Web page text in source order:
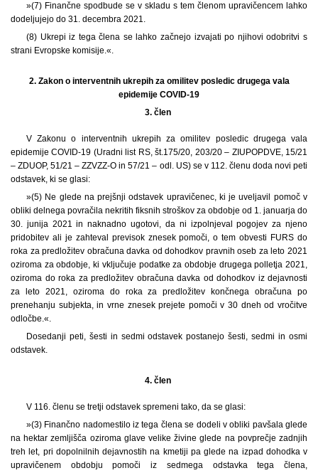
»(7) Finančne spodbude se v skladu s tem členom upravičencem lahko
dodeljujejo do 31. decembra 2021.
(8) Ukrepi iz tega člena se lahko začnejo izvajati po njihovi odobritvi s
strani Evropske komisije.«.
2. Zakon o interventnih ukrepih za omilitev posledic drugega vala
epidemije COVID-19
3. člen
V Zakonu o interventnih ukrepih za omilitev posledic drugega vala
epidemije COVID-19 (Uradni list RS, št.175/20, 203/20 – ZIUPOPDVE, 15/21
– ZDUOP, 51/21 – ZZVZZ-O in 57/21 – odl. US) se v 112. členu doda novi peti
odstavek, ki se glasi:
»(5) Ne glede na prejšnji odstavek upravičenec, ki je uveljavil pomoč v
obliki delnega povračila nekritih fiksnih stroškov za obdobje od 1. januarja do
30. junija 2021 in naknadno ugotovi, da ni izpolnjeval pogojev za njeno
pridobitev ali je zahteval previsok znesek pomoči, o tem obvesti FURS do
roka za predložitev obračuna davka od dohodkov pravnih oseb za leto 2021
oziroma za obdobje, ki vključuje podatke za obdobje drugega polletja 2021,
oziroma do roka za predložitev obračuna davka od dohodkov iz dejavnosti
za leto 2021, oziroma do roka za predložitev končnega obračuna po
prenehanju subjekta, in vrne znesek prejete pomoči v 30 dneh od vročitve
odločbe.«.
Dosedanji peti, šesti in sedmi odstavek postanejo šesti, sedmi in osmi
odstavek.
4. člen
V 116. členu se tretji odstavek spremeni tako, da se glasi:
»(3) Finančno nadomestilo iz tega člena se dodeli v obliki pavšala glede
na hektar zemljišča oziroma glave velike živine glede na povprečje zadnjih
treh let, pri dopolnilnih dejavnostih na kmetiji pa glede na izpad dohodka v
upravičenem obdobju pomoči iz sedmega odstavka tega člena,